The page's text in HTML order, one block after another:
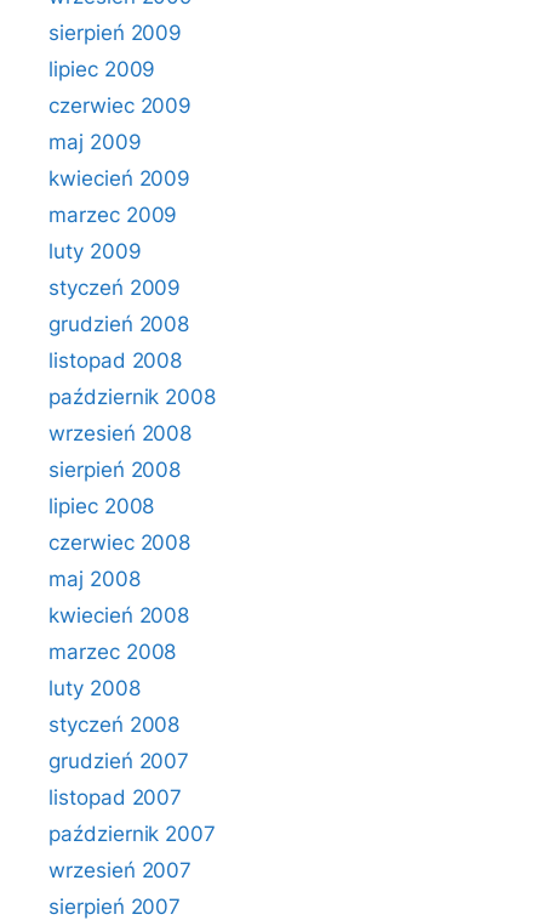
sierpień 2009
lipiec 2009
czerwiec 2009
maj 2009
kwiecień 2009
marzec 2009
luty 2009
styczeń 2009
grudzień 2008
listopad 2008
październik 2008
wrzesień 2008
sierpień 2008
lipiec 2008
czerwiec 2008
maj 2008
kwiecień 2008
marzec 2008
luty 2008
styczeń 2008
grudzień 2007
listopad 2007
październik 2007
wrzesień 2007
sierpień 2007